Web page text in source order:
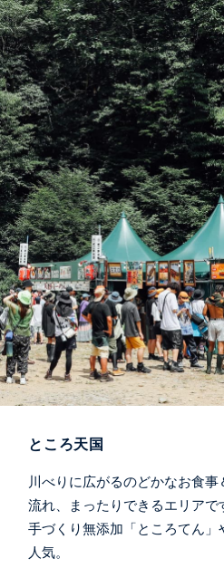
ところ天国
川べりに広がるのどかなお食
流れ、まったりできるエリアで
手づくり無添加「ところてん
人気。